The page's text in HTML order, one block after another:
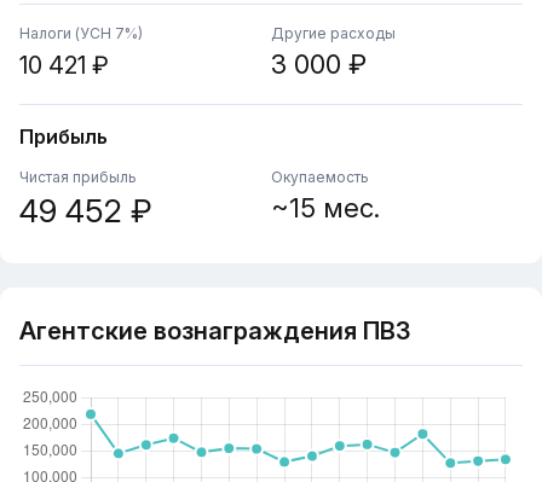
Налоги (УСН 7%)
10 421 ₽
Другие расходы
3 000 ₽
Прибыль
Чистая прибыль
49 452 ₽
Окупаемость
~15 мес.
Агентские вознаграждения ПВЗ